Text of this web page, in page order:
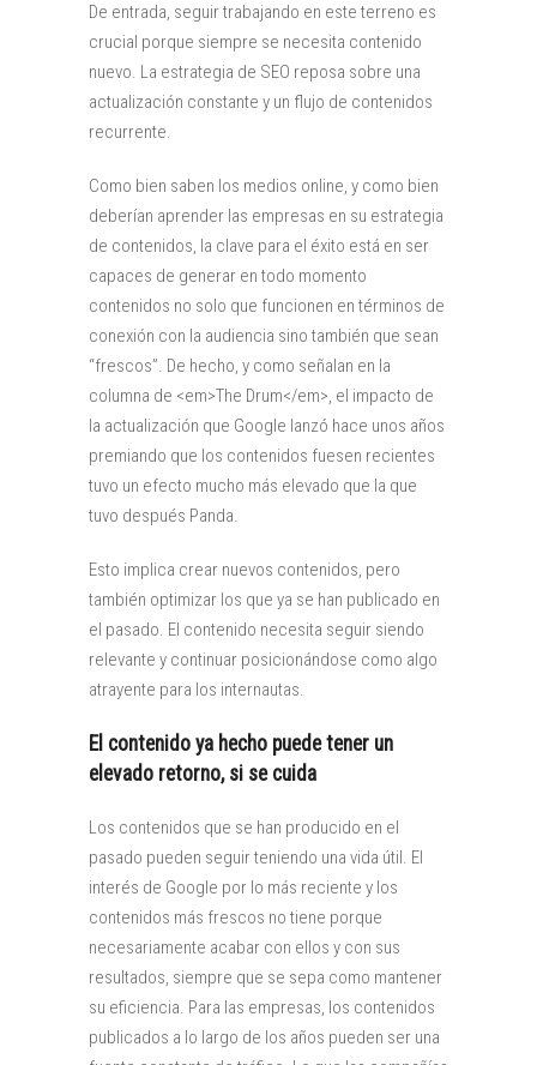
De entrada, seguir trabajando en este terreno es
crucial porque siempre se necesita contenido
nuevo. La estrategia de SEO reposa sobre una
actualización constante y un flujo de contenidos
recurrente.
Como bien saben los medios online, y como bien
deberían aprender las empresas en su estrategia
de contenidos, la clave para el éxito está en ser
capaces de generar en todo momento
contenidos no solo que funcionen en términos de
conexión con la audiencia sino también que sean
“frescos”. De hecho, y como señalan en la
columna de <em>The Drum</em>, el impacto de
la actualización que Google lanzó hace unos años
premiando que los contenidos fuesen recientes
tuvo un efecto mucho más elevado que la que
tuvo después Panda.
Esto implica crear nuevos contenidos, pero
también optimizar los que ya se han publicado en
el pasado. El contenido necesita seguir siendo
relevante y continuar posicionándose como algo
atrayente para los internautas.
El contenido ya hecho puede tener un
elevado retorno, si se cuida
Los contenidos que se han producido en el
pasado pueden seguir teniendo una vida útil. El
interés de Google por lo más reciente y los
contenidos más frescos no tiene porque
necesariamente acabar con ellos y con sus
resultados, siempre que se sepa como mantener
su eficiencia. Para las empresas, los contenidos
publicados a lo largo de los años pueden ser una